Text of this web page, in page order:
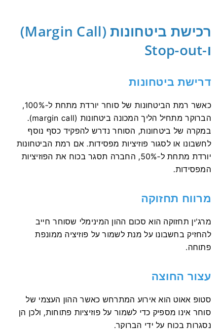
רכישת ביטחונות (Margin Call)
ו-Stop-out
דרישת ביטחונות
כאשר רמת הביטחונות של סוחר יורדת מתחת ל-100%,
הברוקר מתחיל הליך המכונה ביטחונות (margin call).
במקרה של ביטחונות, הסוחר נדרש להפקיד כסף נוסף
לחשבונו או לסגור פוזיציות מפסידות. אם רמת הביטחונות
יורדת מתחת ל-50%, החברה תסגר בכוח את הפוזיציות
המפסידות.
מרווח תחזוקה
מרג'ין תחזוקה הוא סכום ההון המינימלי שסוחר חייב
להחזיק בחשבונו על מנת לשמור על פוזיציה ממונפת
פתוחה.
עצור החוצה
סטופ אאוט הוא אירוע המתרחש כאשר ההון העצמי של
סוחר אינו מספיק כדי לשמור על פוזיציות פתוחות, ולכן הן
נסגרות בכוח על ידי הברוקר.